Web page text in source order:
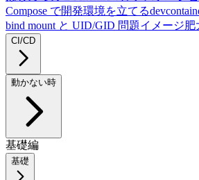
Compose で開発環境を立てる
bind mount と UID/GID 問題イメージ肥
CI/CD
動かない時
基礎編
基礎